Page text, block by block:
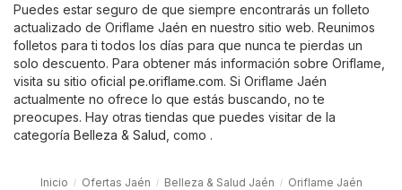
Puedes estar seguro de que siempre encontrarás un folleto
actualizado de Oriflame Jaén en nuestro sitio web. Reunimos
folletos para ti todos los días para que nunca te pierdas un
solo descuento. Para obtener más información sobre Oriflame,
visita su sitio oficial pe.oriflame.com. Si Oriflame Jaén
actualmente no ofrece lo que estás buscando, no te
preocupes. Hay otras tiendas que puedes visitar de la
categoría Belleza & Salud , como .
Inicio Ofertas Jaén Belleza & Salud Jaén Oriflame Jaén